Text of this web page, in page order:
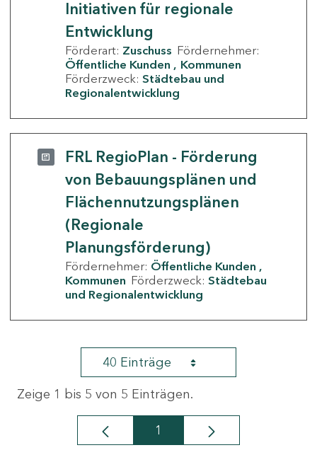
Initiativen für regionale
Entwicklung
Förderart: Zuschuss Fördernehmer:
Öffentliche Kunden
Kommunen
Förderzweck: Städtebau und
Regionalentwicklung
FRL RegioPlan - Förderung
von Bebauungsplänen und
Flächennutzungsplänen
(Regionale
Planungsförderung)
Fördernehmer: Öffentliche Kunden
Kommunen Förderzweck: Städtebau
und Regionalentwicklung
40 Einträge
Zeige 1 bis 5 von 5 Einträgen.
Seite
1